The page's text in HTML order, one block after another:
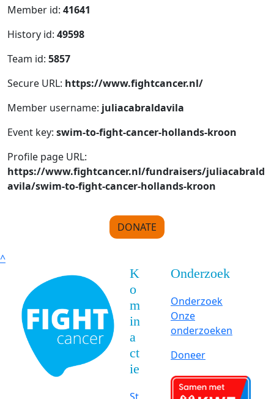
Member id: 41641
History id: 49598
Team id: 5857
Secure URL: https://www.fightcancer.nl/
Member username: juliacabraldavila
Event key: swim-to-fight-cancer-hollands-kroon
Profile page URL:
https://www.fightcancer.nl/fundraisers/juliacabrald
avila/swim-to-fight-cancer-hollands-kroon
DONATE
^
K
o
m
in
a
ct
ie
Onderzoek
Onderzoek
Onze
onderzoeken
Doneer